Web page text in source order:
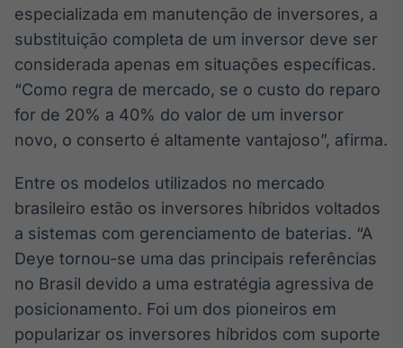
de investimento
no Brasil
IA
Em breve
Gestão de
especializada em manutenção de inversores, a
substituição completa de um inversor deve ser
considerada apenas em situações específicas.
“Como regra de mercado, se o custo do reparo
for de 20% a 40% do valor de um inversor
novo, o conserto é altamente vantajoso”, afirma.
Entre os modelos utilizados no mercado
brasileiro estão os inversores híbridos voltados
a sistemas com gerenciamento de baterias. “A
Deye tornou-se uma das principais referências
no Brasil devido a uma estratégia agressiva de
posicionamento. Foi um dos pioneiros em
popularizar os inversores híbridos com suporte